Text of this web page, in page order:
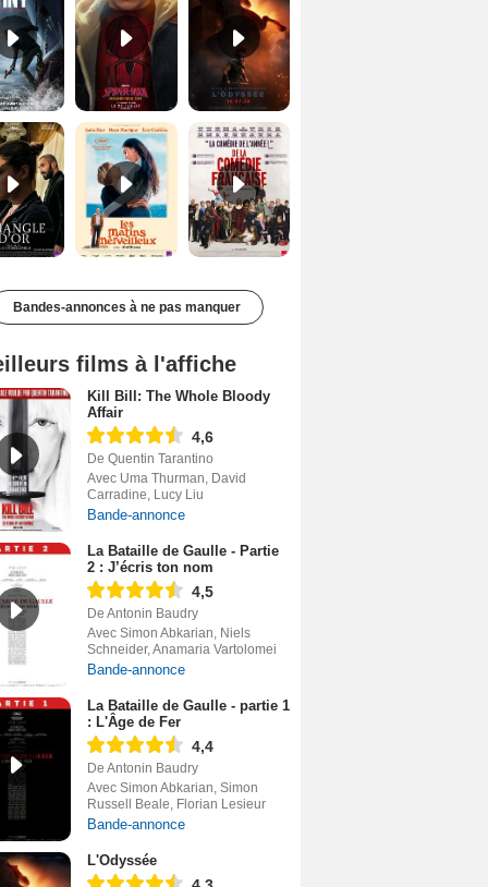
Le Triangle d'or Bande-annonce VF De la Comédie-Française Teaser VF
Bandes-annonces à ne pas manquer
films à l'affiche
Kill Bill: The Whole Bloody
Affair
4,6
De Quentin Tarantino
Avec Uma Thurman, David
Carradine, Lucy Liu
Bande-annonce
La Bataille de Gaulle - Partie
2 : J’écris ton nom
4,5
De Antonin Baudry
Avec Simon Abkarian, Niels
Schneider, Anamaria Vartolomei
Bande-annonce
La Bataille de Gaulle - partie 1
: L'Âge de Fer
4,4
De Antonin Baudry
Avec Simon Abkarian, Simon
Russell Beale, Florian Lesieur
Bande-annonce
L'Odyssée